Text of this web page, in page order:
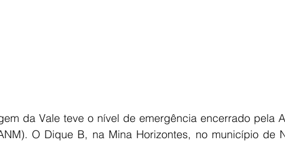
da Vale teve o nível de emergência encerrado pela
O Dique B, na Mina Horizontes, no município de